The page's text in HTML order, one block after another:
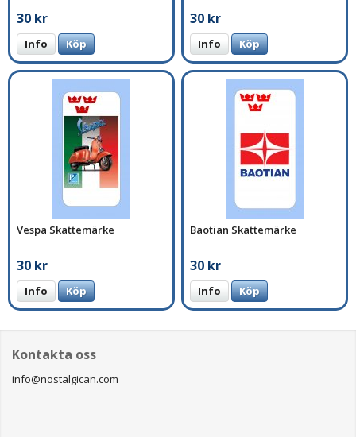
30 kr
Info Köp
30 kr
Info Köp
Vespa Skattemärke
30 kr
Info Köp
Baotian Skattemärke
30 kr
Info Köp
Kontakta oss
info@nostalgican.com